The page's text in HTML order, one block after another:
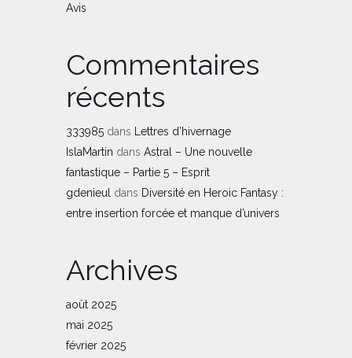
Avis
Commentaires
récents
333985 dans
Lettres d’hivernage
IslaMartin dans Astral – Une nouvelle
fantastique – Partie 5 – Esprit
gdenieul
dans Diversité en Heroic Fantasy :
entre insertion forcée et manque d’univers
Archives
août 2025
mai 2025
février 2025